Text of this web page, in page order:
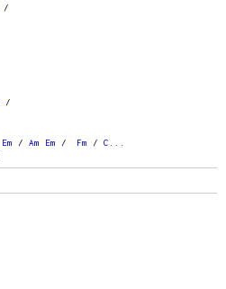
/
/
Em / Am Em / Fm / C